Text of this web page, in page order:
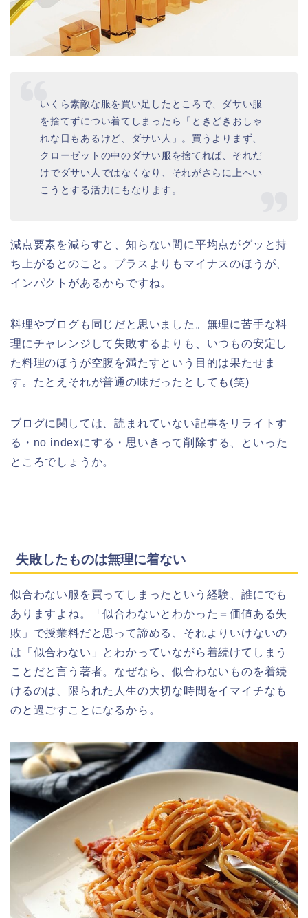
いくら素敵な服を買い足したところで、ダサい服
を捨てずについ着てしまったら「ときどきおしゃ
れな日もあるけど、ダサい人」。買うよりまず、
クローゼットの中のダサい服を捨てれば、それだ
けでダサい人ではなくなり、それがさらに上へい
こうとする活力にもなります。
減点要素を減らすと、知らない間に平均点がグッと持
ち上がるとのこと。プラスよりもマイナスのほうが、
インパクトがあるからですね。
料理やブログも同じだと思いました。無理に苦手な料
理にチャレンジして失敗するよりも、いつもの安定し
た料理のほうが空腹を満たすという目的は果たせま
す。たとえそれが普通の味だったとしても(笑)
ブログに関しては、読まれていない記事をリライトす
る・no indexにする・思いきって削除する、といった
ところでしょうか。
失敗したものは無理に着ない
似合わない服を買ってしまったという経験、誰にでも
ありますよね。「似合わないとわかった＝価値ある失
敗」で授業料だと思って諦める、それよりいけないの
は「似合わない」とわかっていながら着続けてしまう
ことだと言う著者。なぜなら、似合わないものを着続
けるのは、限られた人生の大切な時間をイマイチなも
のと過ごすことになるから。